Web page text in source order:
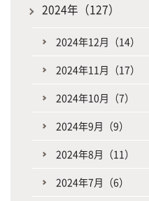
2024年（127）
2024年12月（14）
2024年11月（17）
2024年10月（7）
2024年9月（9）
2024年8月（11）
2024年7月（6）